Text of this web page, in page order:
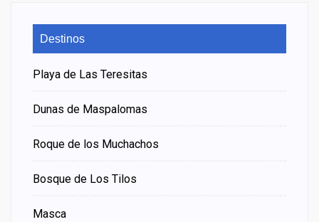
Destinos
Playa de Las Teresitas
Dunas de Maspalomas
Roque de los Muchachos
Bosque de Los Tilos
Masca